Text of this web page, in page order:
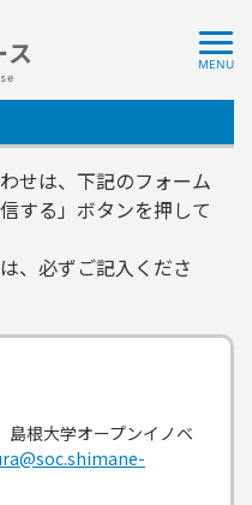
せは、下記のフォーム
する」ボタンを押して
、必ずご記入くださ
根大学オープンイノベ